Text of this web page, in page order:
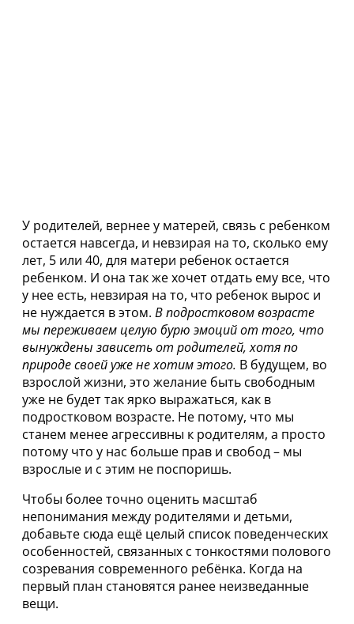
У родителей, вернее у матерей, связь с ребенком
остается навсегда, и невзирая на то, сколько ему
лет, 5 или 40, для матери ребенок остается
ребенком. И она так же хочет отдать ему все, что
у нее есть, невзирая на то, что ребенок вырос и
не нуждается в этом. В подростковом возрасте
мы переживаем целую бурю эмоций от того, что
вынуждены зависеть от родителей, хотя по
природе своей уже не хотим этого. В будущем, во
взрослой жизни, это желание быть свободным
уже не будет так ярко выражаться, как в
подростковом возрасте. Не потому, что мы
станем менее агрессивны к родителям, а просто
потому что у нас больше прав и свобод – мы
взрослые и с этим не поспоришь.
Чтобы более точно оценить масштаб
непонимания между родителями и детьми,
добавьте сюда ещё целый список поведенческих
особенностей, связанных с тонкостями полового
созревания современного ребёнка. Когда на
первый план становятся ранее неизведанные
вещи.